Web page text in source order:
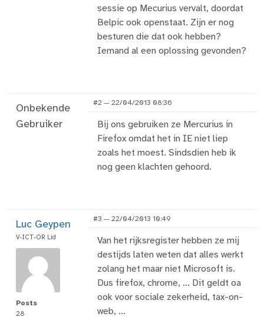
sessie op Mecurius vervalt, doordat
Belpic ook openstaat. Zijn er nog
besturen die dat ook hebben?
Iemand al een oplossing gevonden?
Onbekende
Gebruiker
#2 — 22/04/2013 08:36
Bij ons gebruiken ze Mercurius in
Firefox omdat het in IE niet liep
zoals het moest. Sindsdien heb ik
nog geen klachten gehoord.
Luc Geypen
V-ICT-OR Lid
Posts
28
#3 — 22/04/2013 10:49
Van het rijksregister hebben ze mij
destijds laten weten dat alles werkt
zolang het maar niet Microsoft is.
Dus firefox, chrome, ... Dit geldt oa
ook voor sociale zekerheid, tax-on-
web, ...